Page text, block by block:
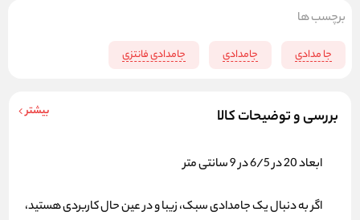
بررسی و توضیحات کالا بیشتر
ابعاد 20 در 6/5 در 9 سانتی متر
اگر به دنبال یک جامدادی سبک، زیبا و در عین حال کاربردی هستید،
برچسب ها
جا مدادی جامدادی جامدادی فانتزی